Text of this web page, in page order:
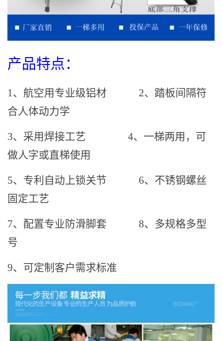
产品特点：
1、航空用专业级铝材 2、踏板间隔符
合人体动力学
3、采用焊接工艺 4、一梯两用，可
做人字或直梯使用
5、专利自动上锁关节 6、不锈钢螺丝
固定工艺
7、配置专业防滑脚套 8、多规格多型
号
9、可定制客户需求标准